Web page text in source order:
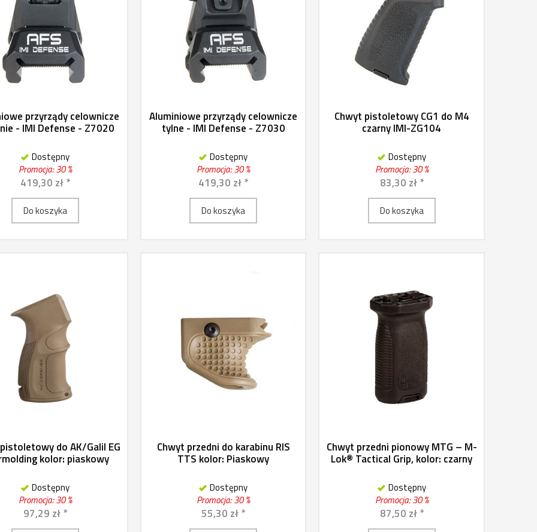
przyrządy celownicze
- IMI Defense - Z7020
Dostępny
Promocja: 30 %
419,30 zł *
Do koszyka
Aluminiowe przyrządy celownicze
tylne - IMI Defense - Z7030
Dostępny
Promocja: 30 %
419,30 zł *
Do koszyka
Chwyt pistoletowy CG1 do M4
czarny IMI-ZG104
Dostępny
Promocja: 30 %
83,30 zł *
Do koszyka
do AK/Galil EG
kolor: piaskowy
Dostępny
Promocja: 30 %
97,29 zł *
Chwyt przedni do karabinu RIS
TTS kolor: Piaskowy
Dostępny
Promocja: 30 %
55,30 zł *
Chwyt przedni pionowy MTG – M-
Lok® Tactical Grip, kolor: czarny
Dostępny
Promocja: 30 %
87,50 zł *